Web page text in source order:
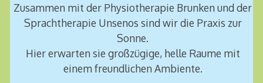
Zusammen mit der Physiotherapie Brunken und der
Sprachtherapie Unsenos sind wir die Praxis zur
Sonne.
Hier erwarten sie großzügige, helle Raume mit
einem freundlichen Ambiente.